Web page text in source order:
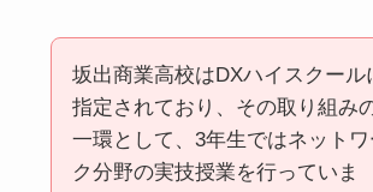
坂出商業高校はDXハイスクール
指定されており、その取り組み
一環として、3年生ではネットワ
ク分野の実技授業を行っていま